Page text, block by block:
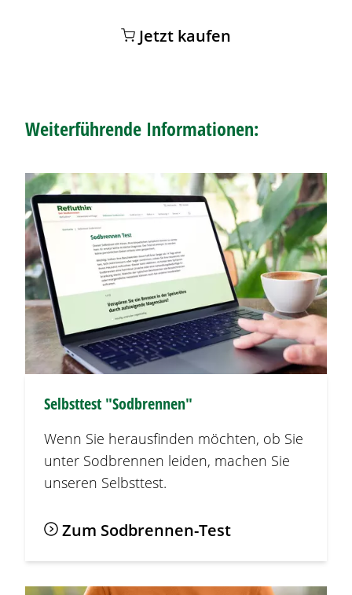
Jetzt kaufen
Weiterführende Informationen:
Selbsttest "Sodbrennen"
Wenn Sie herausfinden möchten, ob Sie
unter Sodbrennen leiden, machen Sie
unseren Selbsttest.
Zum Sodbrennen-Test